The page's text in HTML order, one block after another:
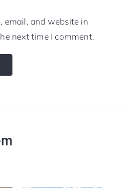
email, and website in
next time I comment.